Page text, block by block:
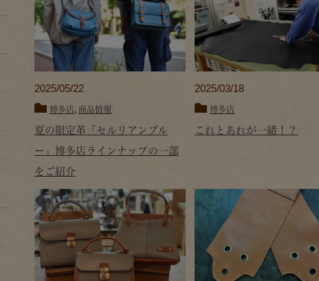
2025/05/22
博多店, 商品情報
夏の限定革「セルリアンブル
ー」博多店ラインナップの一部
をご紹介
2025/03/18
博多店
これとあれが一緒！？